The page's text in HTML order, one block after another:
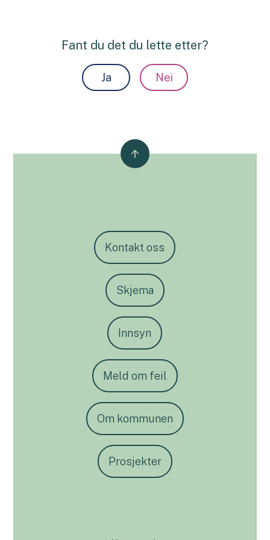
Fant du det du lette etter?
Ja Nei
Kontakt oss
Skjema
Innsyn
Meld om feil
Om kommunen
Prosjekter